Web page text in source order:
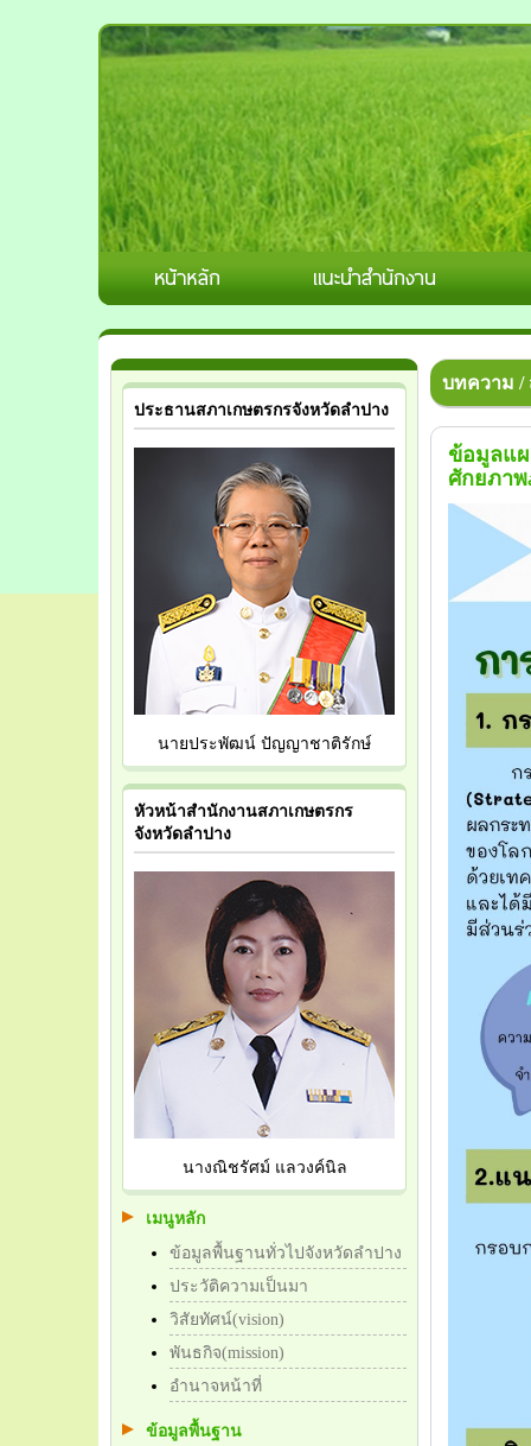
ประธานสภาเกษตรกรจังหวัดลำปาง
นายประพัฒน์ ปัญญาชาติรักษ์
หัวหน้าสำนักงานสภาเกษตรกร
จังหวัดลำปาง
นางณิชรัศม์ แลวงค์นิล
เมนูหลัก
ข้อมูลพื้นฐานทั่วไปจังหวัดลำปาง
ประวัติความเป็นมา
วิสัยทัศน์(vision)
พันธกิจ(mission)
อำนาจหน้าที่
ข้อมูลพื้นฐาน
บทความ /
ข้อมูลแผ
ศักยภา